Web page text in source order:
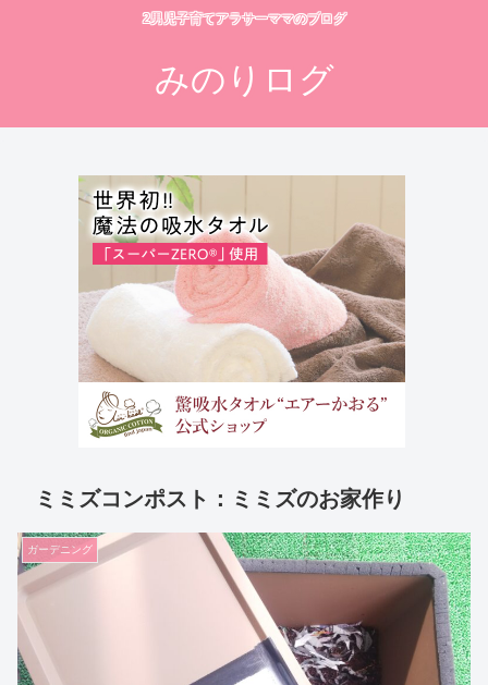
2男児子育てアラサーママのブログ
みのりログ
ミミズコンポスト：ミミズのお家作り
ガーデニング